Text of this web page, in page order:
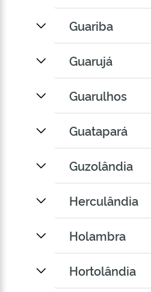
Guariba
Guarujá
Guarulhos
Guatapará
Guzolândia
Herculândia
Holambra
Hortolândia